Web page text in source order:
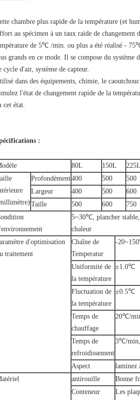
chambre plus rapide de la température (et
au spécimen à un taux raide de
de 5℃ /min. ou plus a été réalisé -
grands en ce mode. Il se compose du système
cycle d'air, système de capteur.
dans des équipements, chimie, le
l'état de changement rapide de la
cet état.
:
80L 150L 225L
Profondément400 500 500
Largeur
400 500 600
Taille
500 600 750
5~30℃, plancher stable,
chaleur
d'optimisation
traitement
Chaîne de
Temperatur
-
Uniformité de
la température
±1.0℃
Fluctuation de
la température
±0.5℃
Temps de
chauffage
20℃/
Temps de
refroidissement
3℃/
Aspect
laminez
antirouille
Bonne
Conteneur
Les